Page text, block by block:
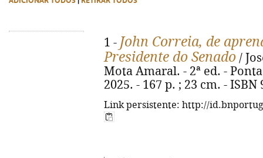
1 - John Correia, de
Presidente do Senado /
Mota Amaral. - 2ª ed. -
2025. - 167 p. ; 23 cm. - ISBN
Link persistente: http://